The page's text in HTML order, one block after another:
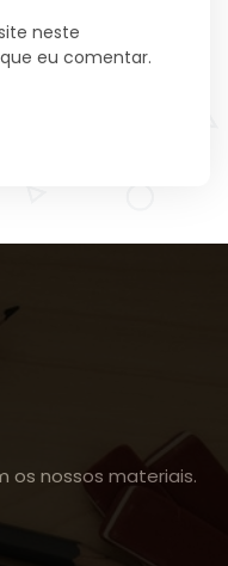
neste
eu comentar.
os nossos materiais.